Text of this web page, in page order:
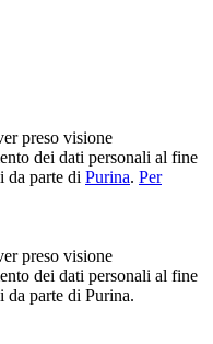
preso visione
dei dati personali al fine
da parte di Purina. Per
preso visione
dei dati personali al fine
parte di Purina.